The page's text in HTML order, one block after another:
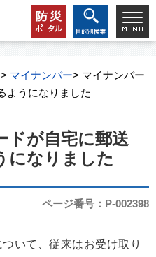
> マイナンバー> マイナンバー
ようになりました
ドが自宅に郵送
になりました
ページ番号：P-002398
いて、従来はお受け取り